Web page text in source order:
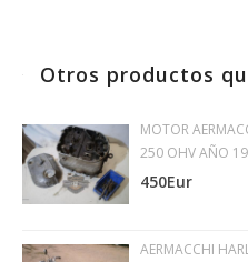
Otros productos
MOTOR
250 OHV AÑO
450Eur
AERMACCHI